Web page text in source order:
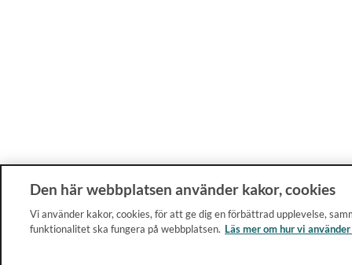
Den här webbplatsen använder kakor, cookies
Vi använder kakor, cookies, för att ge dig en förbättrad upplevelse,
funktionalitet ska fungera på webbplatsen. Läs mer om hur vi